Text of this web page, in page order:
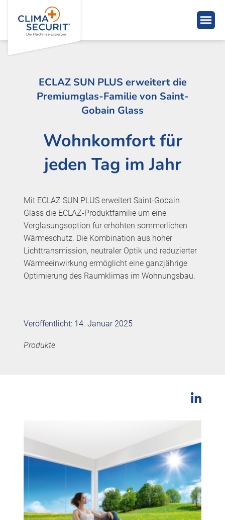
ECLAZ SUN PLUS erweitert die
Premiumglas-Familie von Saint-
Gobain Glass
Wohnkomfort für
jeden Tag im Jahr
Mit ECLAZ SUN PLUS erweitert Saint-Gobain
Glass die ECLAZ-Produktfamilie um eine
Verglasungsoption für erhöhten sommerlichen
Wärmeschutz. Die Kombination aus hoher
Lichttransmission, neutraler Optik und reduzierter
Wärmeeinwirkung ermöglicht eine ganzjährige
Optimierung des Raumklimas im Wohnungsbau.
Veröffentlicht: 14. Januar 2025
Produkte